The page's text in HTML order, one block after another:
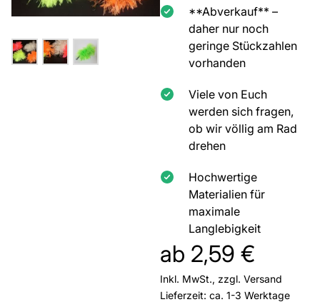
**Abverkauf** –
daher nur noch
geringe Stückzahlen
vorhanden
Viele von Euch
werden sich fragen,
ob wir völlig am Rad
drehen
Hochwertige
Materialien für
maximale
Langlebigkeit
ab 2,59 €
Inkl. MwSt., zzgl. Versand
Lieferzeit: ca. 1-3 Werktage